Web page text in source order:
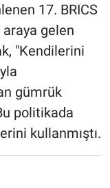
17. BRICS
gelen
"Kendilerini
gümrük
politikada
kullanmıştı.